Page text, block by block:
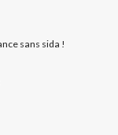
sans sida !